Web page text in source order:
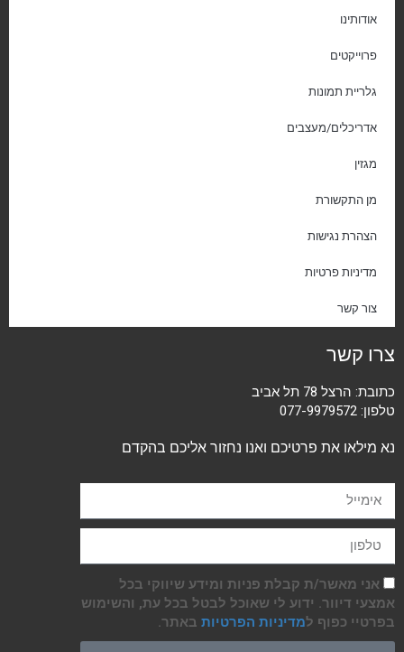
אודותינו
פרוייקטים
גלריית תמונות
אדריכלים/מעצבים
מגזין
מן התקשורת
הצהרת נגישות
מדיניות פרטיות
צור קשר
צרו קשר
כתובת: הרצל 78 תל אביב
טלפון: 077-9979572
נא מילאו את פרטיכם ואנו נחזור אליכם בהקדם
אני מאשר/ת קבלת פניות ומידע שיווקי בכל
אמצעי דיוור. ידוע לי שאוכל לבטל בכל עת, והשימוש
בפרטיי כפוף למדיניות הפרטיות באתר.